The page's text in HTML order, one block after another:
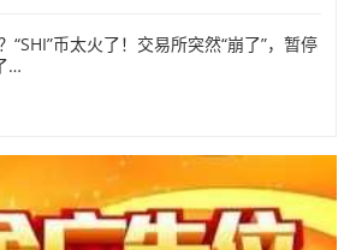
“SHI”币太火了！交易所突然“崩了”，暂停
…